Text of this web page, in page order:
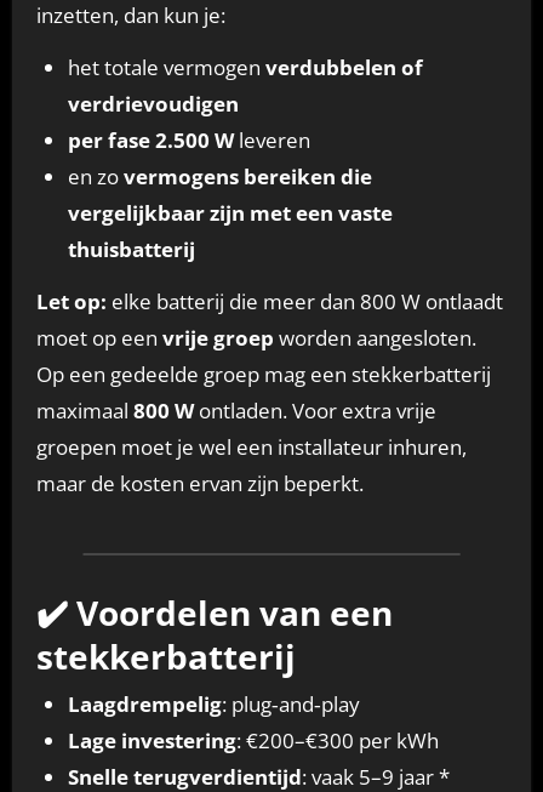
inzetten, dan kun je:
het totale vermogen verdubbelen of
verdrievoudigen
per fase 2.500 Wleveren
en zovermogens bereiken die
vergelijkbaar zijn met een vaste
thuisbatterij
Let op: elke batterij die meer dan 800 W ontlaadt
moet op een vrije groep worden aangesloten.
Op een gedeelde groep mag een stekkerbatterij
maximaal 800 Wontladen. Voor extra vrije
groepen moet je wel een installateur inhuren,
maar de kosten ervan zijn beperkt.
✔️ Voordelen van een
stekkerbatterij
Laagdrempelig: plug‑and‑play
Lage investering: €200–€300 per kWh
Snelle terugverdientijd: vaak 5–9 jaar *